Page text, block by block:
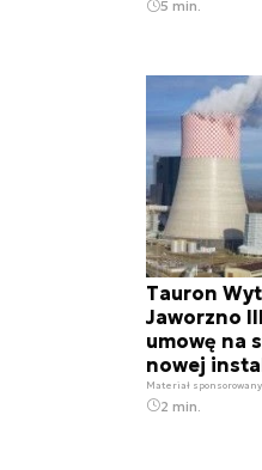
5 min.
Tauron
Jaworzno
umowę na
nowej
Materiał sponsorowany
2 min.